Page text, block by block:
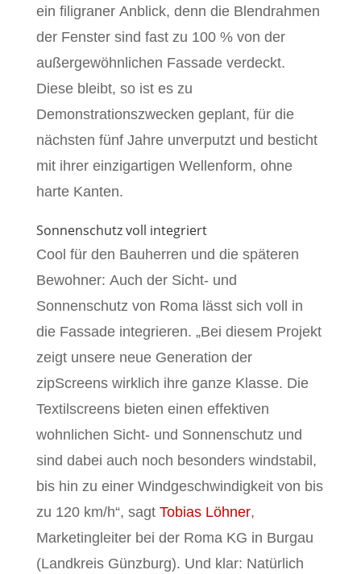
ein filigraner Anblick, denn die Blendrahmen
der Fenster sind fast zu 100 % von der
außergewöhnlichen Fassade verdeckt.
Diese bleibt, so ist es zu
Demonstrationszwecken geplant, für die
nächsten fünf Jahre unverputzt und besticht
mit ihrer einzigartigen Wellenform, ohne
harte Kanten.
Sonnenschutz voll integriert
Cool für den Bauherren und die späteren
Bewohner: Auch der Sicht- und
Sonnenschutz von Roma lässt sich voll in
die Fassade integrieren. „Bei diesem Projekt
zeigt unsere neue Generation der
zipScreens wirklich ihre ganze Klasse. Die
Textilscreens bieten einen effektiven
wohnlichen Sicht- und Sonnenschutz und
sind dabei auch noch besonders windstabil,
bis hin zu einer Windgeschwindigkeit von bis
zu 120 km/h“, sagt Tobias Löhner,
Marketingleiter bei der Roma KG in Burgau
(Landkreis Günzburg). Und klar: Natürlich